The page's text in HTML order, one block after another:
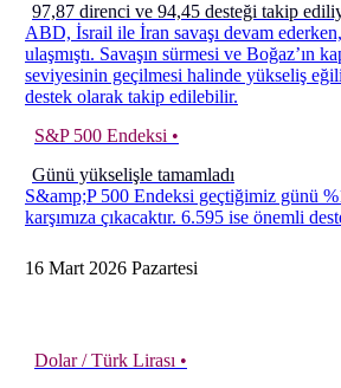
97,87 direnci ve 94,45 desteği takip
ABD, İsrail ile İran savaşı devam
ulaşmıştı. Savaşın sürmesi ve Boğaz’ın
seviyesinin geçilmesi halinde yükseliş
destek olarak takip edilebilir.
S&P 500 Endeksi •
Günü yükselişle tamamladı
S&amp;P 500 Endeksi geçtiğimiz günü
karşımıza çıkacaktır. 6.595 ise önemli
16 Mart2026 Pazartesi
Dolar / Türk Lirası •